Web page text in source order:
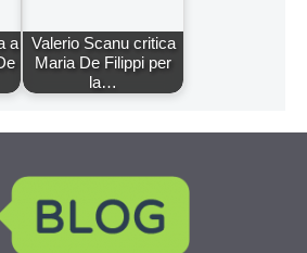
a
Valerio Scanu critica
Maria De Filippi per
la…